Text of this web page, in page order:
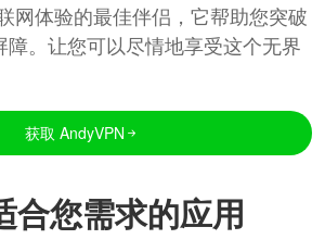
网体验的最佳伴侣，它帮助您突破
。让您可以尽情地享受这个无界
获取 AndyVPN
合您需求的应用